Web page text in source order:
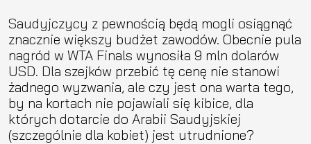
Saudyjczycy z pewnością będą mogli osiągnąć
znacznie większy budżet zawodów. Obecnie pula
nagród w WTA Finals wynosiła 9 mln dolarów
USD. Dla szejków przebić tę cenę nie stanowi
żadnego wyzwania, ale czy jest ona warta tego,
by na kortach nie pojawiali się kibice, dla
których dotarcie do Arabii Saudyjskiej
(szczególnie dla kobiet) jest utrudnione?